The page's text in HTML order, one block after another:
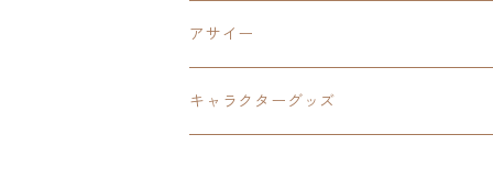
Interstate 州間道路型
U.S. Route国道（アメリカ）
ミリタリー
ゲーム
SHORTS
KIDS
アサイー
キャラクターグッズ